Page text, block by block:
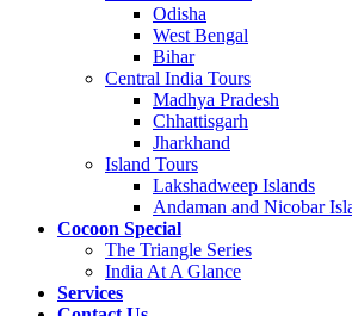
Odisha
West Bengal
Bihar
Central India Tours
Madhya Pradesh
Chhattisgarh
Jharkhand
Island Tours
Lakshadweep Islands
Andaman and Nicobar
Cocoon Special
The Triangle Series
India At A Glance
Services